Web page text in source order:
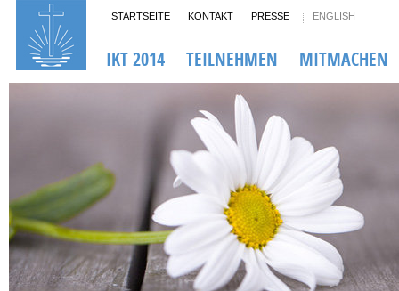
STARTSEITE KONTAKT PRESSE ENGLISH
IKT 2014 TEILNEHMEN MITMACHEN